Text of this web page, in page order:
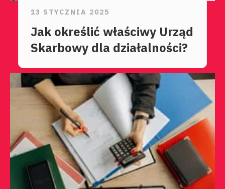
13 STYCZNIA 2025
Jak określić właściwy Urząd
Skarbowy dla działalności?